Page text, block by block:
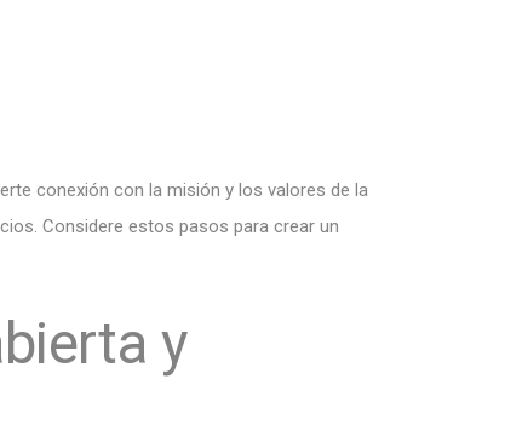
conexión con la misión y los valores de la
Considere estos pasos para crear un
y